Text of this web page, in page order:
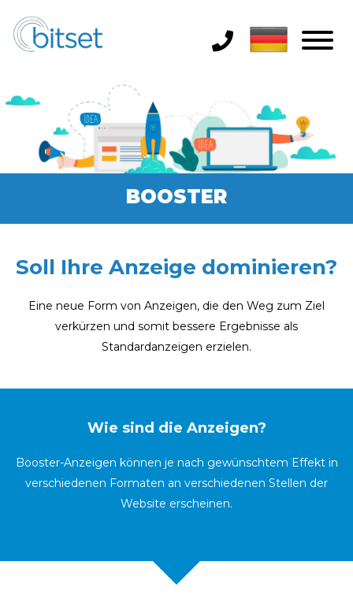
BOOSTER
Soll Ihre Anzeige dominieren?
Eine neue Form von Anzeigen, die den Weg zum Ziel
verkürzen und somit bessere Ergebnisse als
Standardanzeigen erzielen.
Wie sind die Anzeigen?
Booster-Anzeigen können je nach gewünschtem Effekt in
verschiedenen Formaten an verschiedenen Stellen der
Website erscheinen.